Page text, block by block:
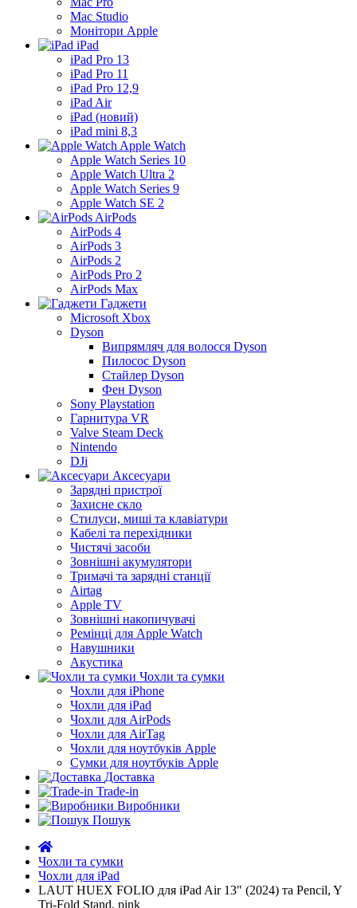
Mac Studio
Монітори Apple
iPad
iPad Pro 13
iPad Pro 11
iPad Pro 12,9
iPad Air
iPad (новий)
iPad mini 8,3
Apple Watch
Apple Watch Series 10
Apple Watch Ultra 2
Apple Watch Series 9
Apple Watch SE 2
AirPods
AirPods 4
AirPods 3
AirPods 2
AirPods Pro 2
AirPods Max
Гаджети
Microsoft Xbox
Dyson
Випрямляч для волосся Dyson
Пилосос Dyson
Стайлер Dyson
Фен Dyson
Sony Playstation
Гарнитура VR
Valve Steam Deck
Nintendo
DJi
Аксесуари
Зарядні пристрої
Захисне скло
Стилуси, миші та клавіатури
Кабелі та перехідники
Чистячі засоби
Зовнішні акумулятори
Тримачі та зарядні станції
Airtag
Apple TV
Зовнішні накопичувачі
Ремінці для Apple Watch
Навушники
Акустика
Чохли та сумки
Чохли для iPhone
Чохли для iPad
Чохли для AirPods
Чохли для AirTag
Чохли для ноутбуків Apple
Сумки для ноутбуків Apple
Доставка
Trade-in
Виробники
Пошук
Чохли та сумки
Чохли для iPad
LAUT HUEX FOLIO для iPad Air 13" (2024) та Pencil, Y
Tri-Fold Stand, pink